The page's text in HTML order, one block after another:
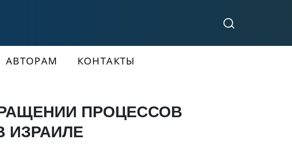
АВТОРАМ КОНТАКТЫ
ПРОЦЕССОВ
ИЗРАИЛЕ